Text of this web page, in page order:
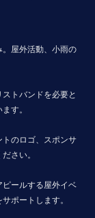
屋外活動、小雨の
トバンドを必要と
す。
のロゴ、スポンサ
さい。
ールする屋外イベ
ポートします。